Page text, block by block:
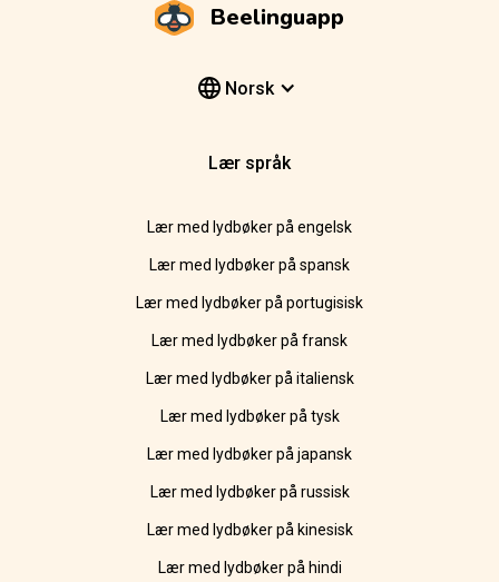
Beelinguapp
Norsk
Lær språk
Lær med lydbøker på engelsk
Lær med lydbøker på spansk
Lær med lydbøker på portugisisk
Lær med lydbøker på fransk
Lær med lydbøker på italiensk
Lær med lydbøker på tysk
Lær med lydbøker på japansk
Lær med lydbøker på russisk
Lær med lydbøker på kinesisk
Lær med lydbøker på hindi